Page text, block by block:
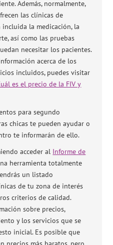
Además, normalmente,
las clínicas de
la medicación, la
así como las pruebas
necesitar los pacientes.
acerca de los
incluidos, puedes visitar
es el precio de la FIV y
para segundo
chicas te pueden ayudar o
te informarán de ello.
acceder al Informe de
herramienta totalmente
un listado
de tu zona de interés
criterios de calidad.
sobre precios,
y los servicios que se
inicial. Es posible que